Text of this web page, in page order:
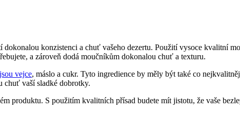
konzistenci a chuť​ vašeho dezertu. Použití vysoce kvalitní
a zároveň dodá moučníkům​ dokonalou chuť a‍ texturu.
vejce, ‌máslo a cukr. ⁢Tyto​ ingredience by ‌měly být také co
chuť vaší ‍sladké dobrotky.
produktu. S použitím⁤ kvalitních přísad‌ budete mít jistotu, že vaše